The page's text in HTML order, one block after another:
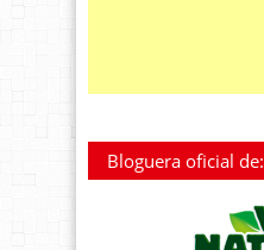
Bloguera oficial de: